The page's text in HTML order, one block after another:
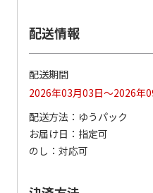
泉州南部織 コット
【慶事用】
11,330円
(送料・税込)
泉
配送情報
配送期間
2026年03月03日～2026年
配送方法
ゆうパック
お届け日
指定可
のし
対応可